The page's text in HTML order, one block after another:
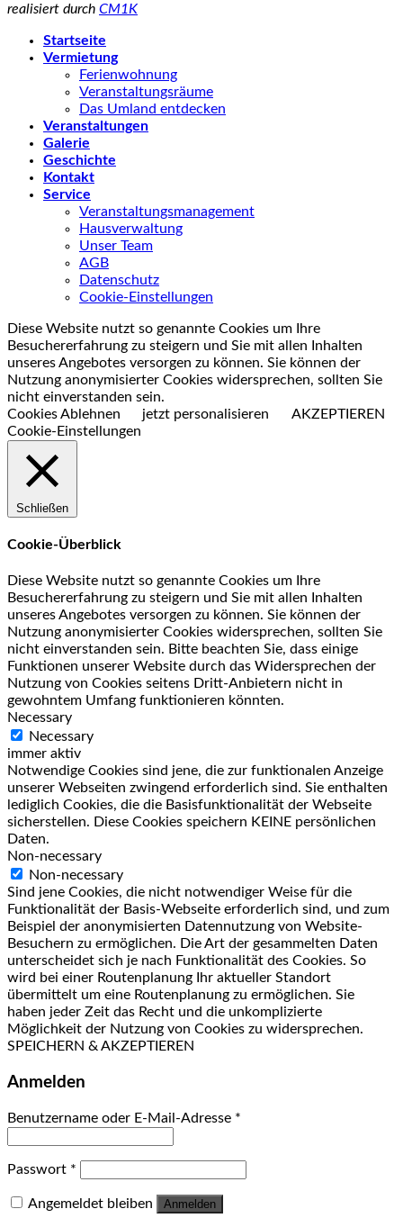
realisiert durch CM1K
Startseite
Vermietung
Ferienwohnung
Veranstaltungsräume
Das Umland entdecken
Veranstaltungen
Galerie
Geschichte
Kontakt
Service
Veranstaltungsmanagement
Hausverwaltung
Unser Team
AGB
Datenschutz
Cookie-Einstellungen
Diese Website nutzt so genannte Cookies um Ihre
Besuchererfahrung zu steigern und Sie mit allen Inhalten
unseres Angebotes versorgen zu können. Sie können der
Nutzung anonymisierter Cookies widersprechen, sollten Sie
nicht einverstanden sein.
Cookies Ablehnen
jetzt personalisieren
AKZEPTIEREN
Cookie-Einstellungen
Schließen
Cookie-Überblick
Diese Website nutzt so genannte Cookies um Ihre
Besuchererfahrung zu steigern und Sie mit allen Inhalten
unseres Angebotes versorgen zu können. Sie können der
Nutzung anonymisierter Cookies widersprechen, sollten Sie
nicht einverstanden sein. Bitte beachten Sie, dass einige
Funktionen unserer Website durch das Widersprechen der
Nutzung von Cookies seitens Dritt-Anbietern nicht in
gewohntem Umfang funktionieren könnten.
Necessary
Necessary
immer aktiv
Notwendige Cookies sind jene, die zur funktionalen Anzeige
unserer Webseiten zwingend erforderlich sind. Sie enthalten
lediglich Cookies, die die Basisfunktionalität der Webseite
sicherstellen. Diese Cookies speichern KEINE persönlichen
Daten.
Non-necessary
Non-necessary
Sind jene Cookies, die nicht notwendiger Weise für die
Funktionalität der Basis-Webseite erforderlich sind, und zum
Beispiel der anonymisierten Datennutzung von Website-
Besuchern zu ermöglichen. Die Art der gesammelten Daten
unterscheidet sich je nach Funktionalität des Cookies. So
wird bei einer Routenplanung Ihr aktueller Standort
übermittelt um eine Routenplanung zu ermöglichen. Sie
haben jeder Zeit das Recht und die unkomplizierte
Möglichkeit der Nutzung von Cookies zu widersprechen.
SPEICHERN & AKZEPTIEREN
Anmelden
Benutzername oder E-Mail-Adresse *
Passwort *
Angemeldet bleiben Anmelden